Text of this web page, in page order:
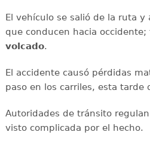
El vehículo se salió de la ruta y
que conducen hacia
volcado.
El accidente causó pérdidas
paso en los carriles, esta tarde
Autoridades de tránsito
visto complicada por el hecho.